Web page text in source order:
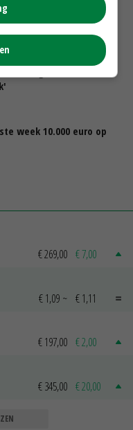
met reactieve
week 10.000 euro op
€ 269,00 € 7,00
€ 1,09 ~ € 1,11
€ 197,00 € 2,00
€ 345,00 € 20,00